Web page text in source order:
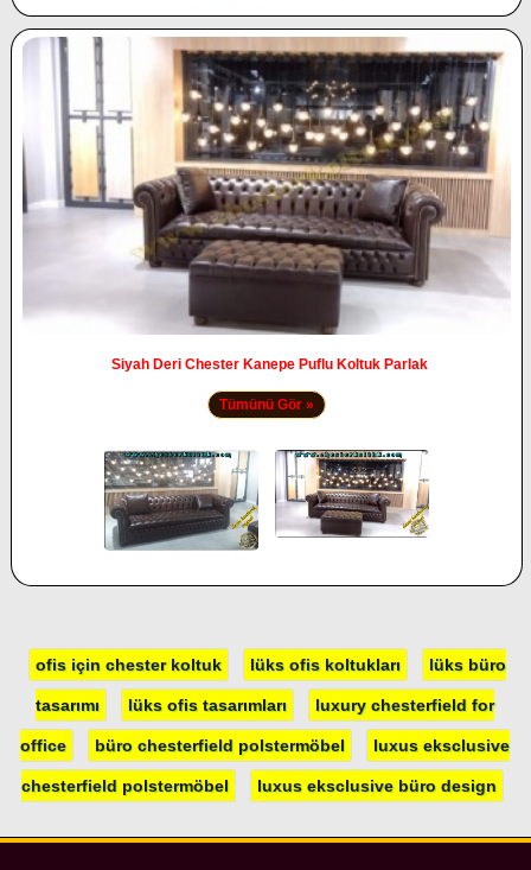
Siyah Deri Chester Kanepe Puflu Koltuk Parlak
Tümünü Gör »
ofis için chester koltuk lüks ofis koltukları lüks büro
tasarımı lüks ofis tasarımları luxury chesterfield for
office büro chesterfield polstermöbel luxus eksclusive
chesterfield polstermöbel luxus eksclusive büro design